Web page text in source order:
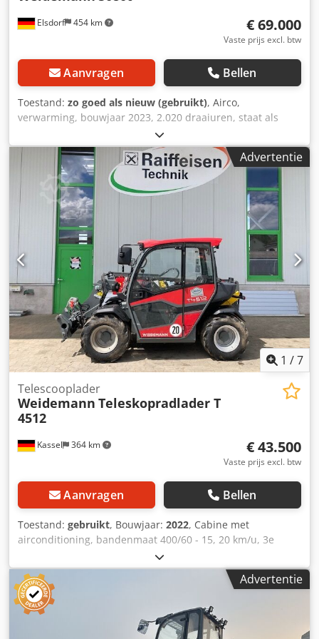
Elsdorf 454 km € 69.000
Vaste prijs excl. btw
Aanvragen Bellen
Toestand: zo goed als nieuw (gebruikt), Airco,
verwarming, bouwjaar 2023, 2.020 draaiuren, staat als
nieuw, verstelbare strooivork, 3 hydraulische leidingen aan
de snelwissel, banden als nieuw (550/45-22.5) Dcodpfx
Agsx Urdweyok
Advertentie
1 /7
Kassel 364 km
Telescooplader
Weidemann Teleskopradlader T
4512
€ 43.500
Vaste prijs excl. btw
Aanvragen Bellen
Toestand: gebruikt, Bouwjaar: 2022, Cabine met
airconditioning, bandenmaat 400/60 - 15, 20 km/u, 3e
hydraulische functie. Dcodpfx Aotrdz Nsgysk
Advertentie